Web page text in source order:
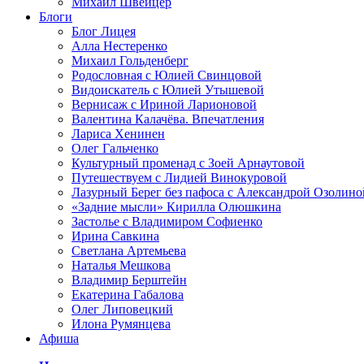
Блоги
Блог Лицея
Алла Нестеренко
Михаил Гольденберг
Родословная с Юлией Свинцовой
Видоискатель с Юлией Утышевой
Вернисаж с Ириной Ларионовой
Валентина Калачёва. Впечатления
Лариса Хенинен
Олег Гальченко
Культурный променад с Зоей Арнаутовой
Путешествуем с Лидией Винокуровой
Лазурный Берег без пафоса с Александрой
«Задние мысли» Кирилла Олюшкина
Застолье с Владимиром Софиенко
Ирина Савкина
Светлана Артемьева
Наталья Мешкова
Владимир Берштейн
Екатерина Габалова
Олег Липовецкий
Илона Румянцева
Афиша